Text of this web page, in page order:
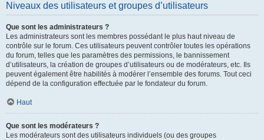
Niveaux des utilisateurs et groupes d’utilisateurs
Que sont les administrateurs ?
Les administrateurs sont les membres possédant le plus haut niveau de
contrôle sur le forum. Ces utilisateurs peuvent contrôler toutes les opérations
du forum, telles que les paramètres des permissions, le bannissement
d’utilisateurs, la création de groupes d’utilisateurs ou de modérateurs, etc. Ils
peuvent également être habilités à modérer l’ensemble des forums. Tout ceci
dépend de la configuration effectuée par le fondateur du forum.
Haut
Que sont les modérateurs ?
Les modérateurs sont des utilisateurs individuels (ou des groupes